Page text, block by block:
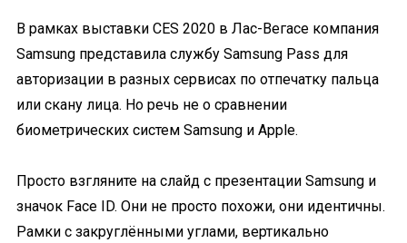
В рамках выставки CES 2020 в Лас-Вегасе компания
Samsung представила службу Samsung Pass для
авторизации в разных сервисах по отпечатку пальца
или скану лица. Но речь не о сравнении
биометрических систем Samsung и Apple.
Просто взгляните на слайд с презентации Samsung и
значок Face ID. Они не просто похожи, они идентичны.
Рамки с закруглёнными углами, вертикально